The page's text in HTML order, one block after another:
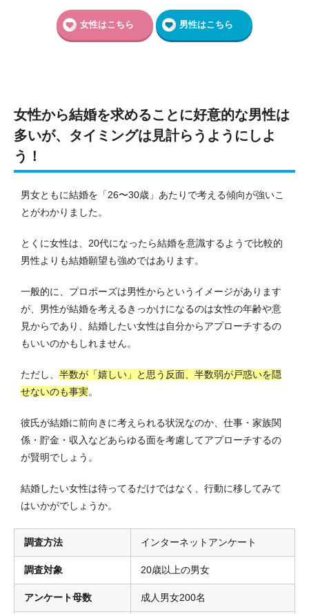
女性はこちら 男性はこちら
女性から結婚を求めることに好意的な男性は
多いが、タイミングは見計らうようにしよ
う！
男女ともに結婚を「26〜30歳」あたりで考える傾向が強いこ
とがわかりました。
とくに女性は、20代になったら結婚を意識するようで比較的
男性よりも結婚願望も強めではあります。
一般的に、プロポーズは男性からというイメージがあります
が、男性が結婚を考えるきっかけになるのは女性の年齢や意
見からであり、結婚したい女性は自分からアプローチするの
もいいのかもしれません。
ただし、 半数が「嬉しい」と思う反面、半数弱が戸惑いを隠
せないのも事実。
彼氏が結婚に前向きに考えられる状況なのか、仕事・家族関
係・貯金・収入などあらゆる面を考慮してアプローチするの
が賢明でしょう。
結婚したい女性は待ってるだけではなく、行動に移してみて
はいかがでしょうか。
調査方法 インターネットアンケート
調査対象 20歳以上の男女
アンケート母数 成人男女200名